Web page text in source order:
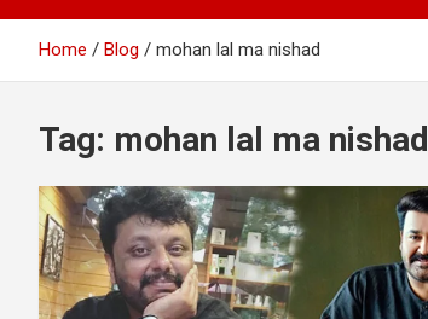
Home Blog mohan lal ma nishad
Tag: mohan lal ma nishad